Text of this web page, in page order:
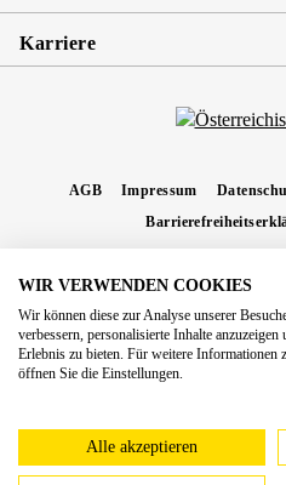
Karriere
AGB Impressum
Nachnahmegebühren, wenn
Copyright 2026
Königstetter Straße 128 -
europäschen Online-Streitbeilegungs-
WIR VERWENDEN COOKIES
Wir können diese zur Analyse unserer
verbessern, personalisierte Inhalte
Erlebnis zu bieten. Für weitere Informationen
öffnen Sie die Einstellungen.
Alle akzeptieren